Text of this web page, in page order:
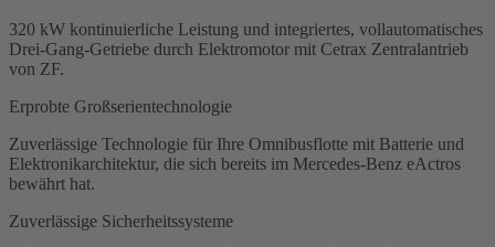
320 kW kontinuierliche Leistung und integriertes, vollautomatisches
Drei-Gang-Getriebe durch Elektromotor mit Cetrax Zentralantrieb
von ZF.
Erprobte Großserientechnologie
Zuverlässige Technologie für Ihre Omnibusflotte mit Batterie und
Elektronikarchitektur, die sich bereits im Mercedes-Benz eActros
bewährt hat.
Zuverlässige Sicherheitssysteme